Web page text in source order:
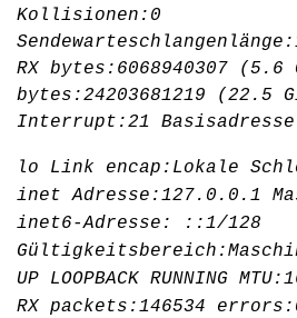
Kollisionen:0
RX bytes:6068940307 (5.6
bytes:24203681219 (22.5
Interrupt:21
lo Link encap:Lokale
inet Adresse:127.0.0.1
inet6-Adresse: ::1/128
UP LOOPBACK RUNNING
RX packets:146534